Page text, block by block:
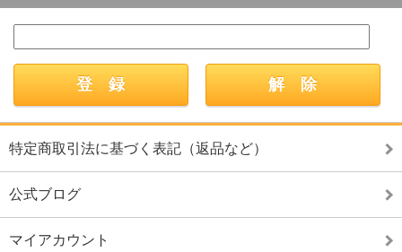
特定商取引法に基づく表記（返品など）
公式ブログ
マイアカウント